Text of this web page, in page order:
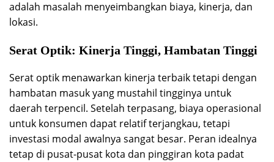
adalah masalah menyeimbangkan biaya, kinerja, dan
lokasi.
Serat Optik: Kinerja Tinggi, Hambatan Tinggi
Serat optik menawarkan kinerja terbaik tetapi dengan
hambatan masuk yang mustahil tingginya untuk
daerah terpencil. Setelah terpasang, biaya operasional
untuk konsumen dapat relatif terjangkau, tetapi
investasi modal awalnya sangat besar. Peran idealnya
tetap di pusat-pusat kota dan pinggiran kota padat